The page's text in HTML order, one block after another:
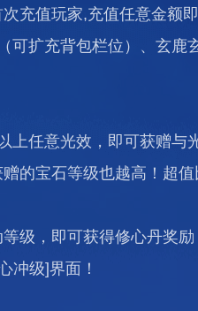
充值玩家,充值任意金额
可扩充背包栏位）、玄
上任意光效，即可获赠
的宝石等级也越高！超值
级，即可获得修心丹奖
冲级]界面！